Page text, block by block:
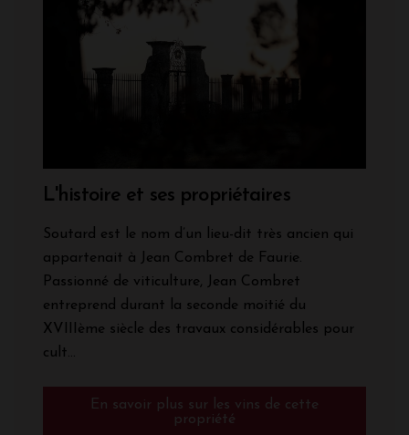
L'histoire et ses propriétaires
Soutard est le nom d’un lieu-dit très ancien qui
appartenait à Jean Combret de Faurie.
Passionné de viticulture, Jean Combret
entreprend durant la seconde moitié du
XVIIIème siècle des travaux considérables pour
cult...
En savoir plus sur les vins de cette
propriété